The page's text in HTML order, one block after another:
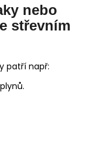
nebo
střevním
patří např: